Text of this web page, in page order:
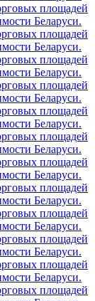
площадей
Беларуси.
площадей
Беларуси.
площадей
Беларуси.
площадей
Беларуси.
площадей
Беларуси.
площадей
Беларуси.
площадей
Беларуси.
площадей
Беларуси.
площадей
Беларуси.
площадей
Беларуси.
площадей
Беларуси.
площадей